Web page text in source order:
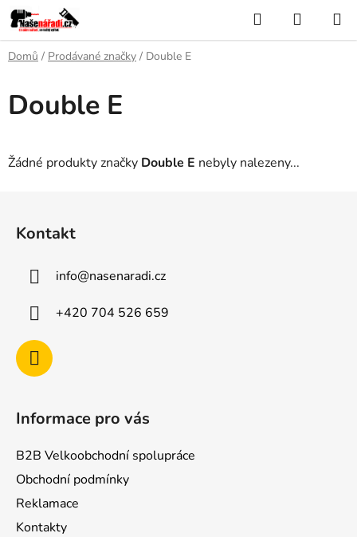
Přejít
na
obsah
Hledat
KOŠÍK
Domů / Prodávané značky / Double E
Double E
Žádné produkty značky Double E nebyly nalezeny...
Kontakt
info@nasenaradi.cz
+420 704 526 659
Informace pro vás
B2B Velkoobchodní spolupráce
Obchodní podmínky
Reklamace
Kontakty